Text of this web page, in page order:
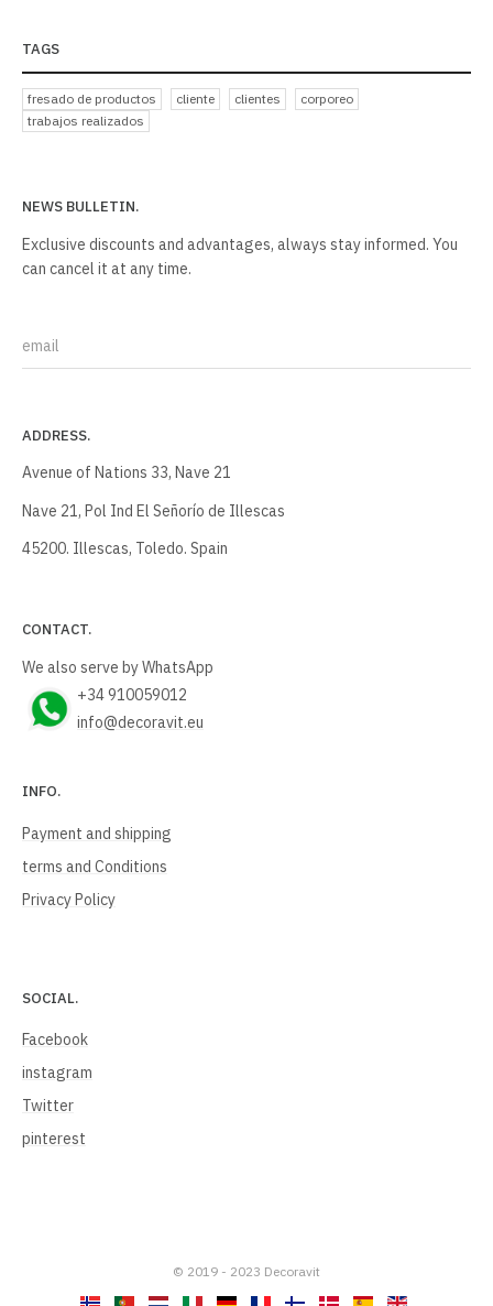
TAGS
fresado de productos cliente clientes
corporeo
trabajos realizados
NEWS BULLETIN.
Exclusive discounts and advantages, always stay informed. You
can cancel it at any time.
E-mail
ADDRESS.
Avenue of Nations 33, Nave 21
Nave 21, Pol Ind El Señorío de Illescas
45200. Illescas, Toledo. Spain
CONTACT.
We also serve by WhatsApp
+34 910059012
info@decoravit.eu
INFO.
Payment and shipping
terms and Conditions
Privacy Policy
SOCIAL.
Facebook
instagram
Twitter
pinterest
© 2019 - 2023 Decoravit